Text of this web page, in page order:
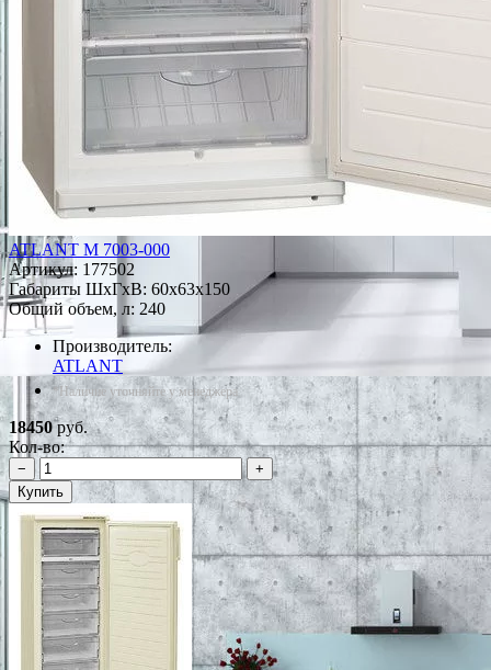
ATLANT М 7003-000
Артикул: 177502
Габариты ШxГxВ: 60x63x150
Общий объем, л: 240
Производитель:
ATLANT
*Наличие уточняйте у менеджера
18450руб.
Кол-во:
−
+
Купить